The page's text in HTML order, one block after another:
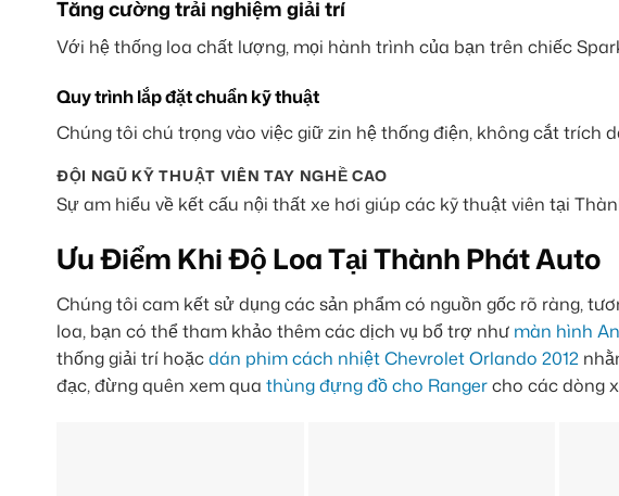
Tăng cường trải nghiệm giải trí
Với hệ thống loa chất lượng, mọi hành trình của bạn trên chiếc
Quy trình lắp đặt chuẩn kỹ thuật
Chúng tôi chú trọng vào việc giữ zin hệ thống điện, không cắt trích
ĐỘI NGŨ KỸ THUẬT VIÊN TAY NGHỀ CAO
Sự am hiểu về kết cấu nội thất xe hơi giúp các kỹ thuật viên tại
Ưu Điểm Khi Độ Loa Tại Thành Phát Auto
Chúng tôi cam kết sử dụng các sản phẩm có nguồn gốc rõ ràng,
loa, bạn có thể tham khảo thêm các dịch vụ bổ trợ như màn hình
thống giải trí hoặcdán phim cách nhiệt Chevrolet Orlando 2012
đạc, đừng quên xem qua thùng đựng đồ cho Rangercho các dòng